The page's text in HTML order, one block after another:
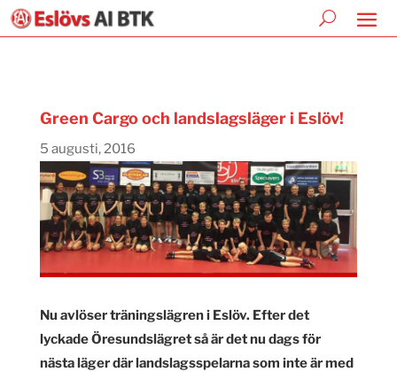
Green Cargo och landslagsläger i Eslöv!
5 augusti, 2016
Nu avlöser träningslägren i Eslöv. Efter det
lyckade Öresundslägret så är det nu dags för
nästa läger där landslagsspelarna som inte är med